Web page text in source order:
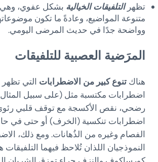
تظهرالتلفيقات الخيالية بشكل عفوي، وهي
متنوعة المواضيع، وعادةً ما تكون
وواضحة جدًا في حديث المرضى اليومي.
المرَضية العصبية للتلفيقات
هناك تنوع كبير من الاضطرابات التي تظهر
رضحي، نقص الأكسجة مع توقف قلبي
اضطرابات تنكسية (الخرف) أو حتى في
الفصام وغيره من الذُهانات. ومع ذلك،
النموذجيان اللذان تُلاحظ فيهما التلفيقات